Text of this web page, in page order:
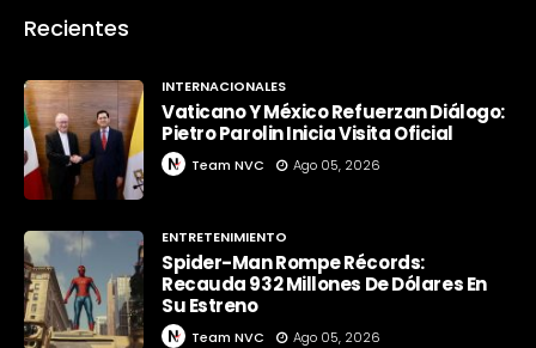
Recientes
INTERNACIONALES
Vaticano Y México Refuerzan Diálogo:
Pietro Parolin Inicia Visita Oficial
Team NVC Ago 05, 2026
ENTRETENIMIENTO
Spider-Man Rompe Récords:
Recauda 932 Millones De Dólares En
Su Estreno
Team NVC Ago 05, 2026